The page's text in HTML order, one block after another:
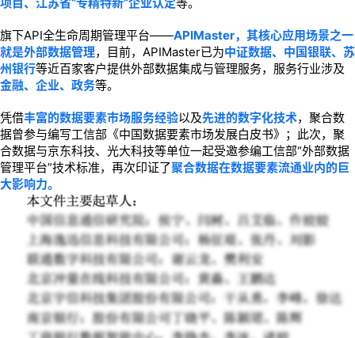
旗下API全生命周期管理平台——APIMaster，其核心应用场景之一
就是外部数据管理，目前，APIMaster已为中证数据、中国银联、苏
州银行等近百家客户提供外部数据集成与管理服务，服务行业涉及
金融、企业、政务等。
凭借丰富的数据要素市场服务经验以及先进的数字化技术，聚合数
据曾参与编写工信部《中国数据要素市场发展白皮书》；此次，聚
合数据与京东科技、光大科技等单位一起受邀参编工信部“外部数据
管理平台”技术标准，再次印证了聚合数据在数据要素流通业内的巨
大影响力。